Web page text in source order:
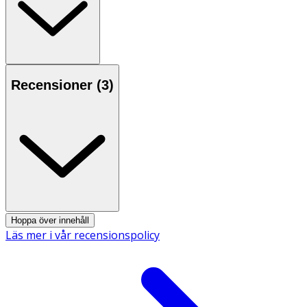
- Passar alla hudtyper, speciellt dig med torr hud.
Innehåll
Glycine Soja Oil, Laureth-4, MIPA-Laureth Sulfate,
Hydroxydimethoxy Benzylmalonate, Tocopherol, Lactic
Acid, Citric Acid.
Recensioner (3)
Hoppa över innehåll
Läs mer i vår recensionspolicy